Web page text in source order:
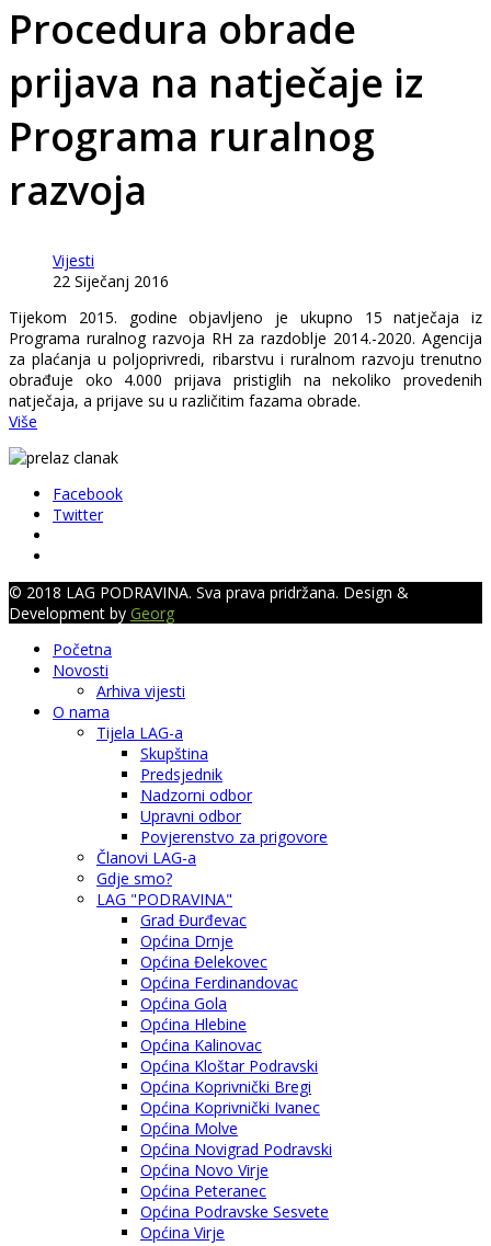
Procedura obrade
prijava na natječaje iz
Programa ruralnog
razvoja
Vijesti
22 Siječanj 2016
Tijekom 2015. godine objavljeno je ukupno 15 natječaja iz
Programa ruralnog razvoja RH za razdoblje 2014.-2020. Agencija
za plaćanja u poljoprivredi, ribarstvu i ruralnom razvoju trenutno
obrađuje oko 4.000 prijava pristiglih na nekoliko provedenih
natječaja, a prijave su u različitim fazama obrade.
Više
Facebook
Twitter
© 2018 LAG PODRAVINA. Sva prava pridržana. Design &
Development by Georg
Početna
Novosti
Arhiva vijesti
O nama
Tijela LAG-a
Skupština
Predsjednik
Nadzorni odbor
Upravni odbor
Povjerenstvo za prigovore
Članovi LAG-a
Gdje smo?
LAG "PODRAVINA"
Grad Đurđevac
Općina Drnje
Općina Đelekovec
Općina Ferdinandovac
Općina Gola
Općina Hlebine
Općina Kalinovac
Općina Kloštar Podravski
Općina Koprivnički Bregi
Općina Koprivnički Ivanec
Općina Molve
Općina Novigrad Podravski
Općina Novo Virje
Općina Peteranec
Općina Podravske Sesvete
Općina Virje